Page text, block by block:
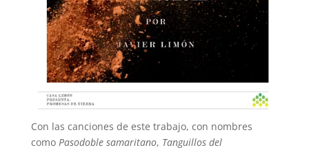
Con las canciones de este trabajo, con nombres
como Pasodoble samaritano, Tanguillos del